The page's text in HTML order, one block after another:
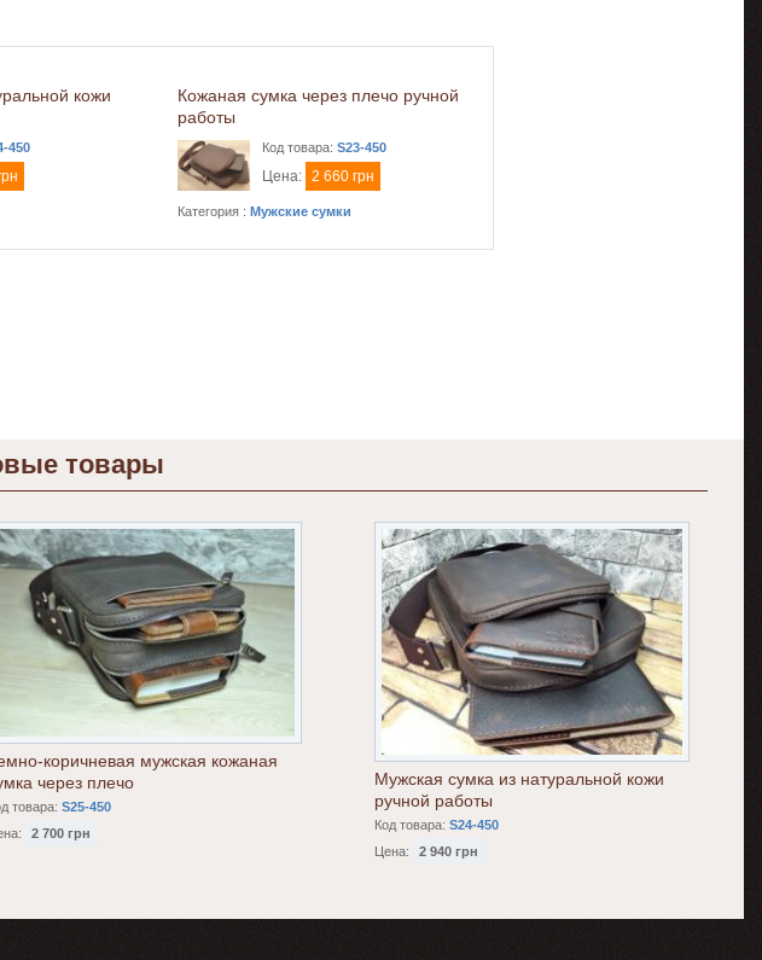
кожи
450
Кожаная сумка через плечо ручной
работы
Код товара:S23-450
Цена: 2 660 грн
Категория :Мужские сумки
товары
коричневая мужская кожаная
через плечо
товара: S25-450
2 700 грн
Мужская сумка из натуральной кожи
ручной работы
Код товара: S24-450
Цена:
2 940 грн